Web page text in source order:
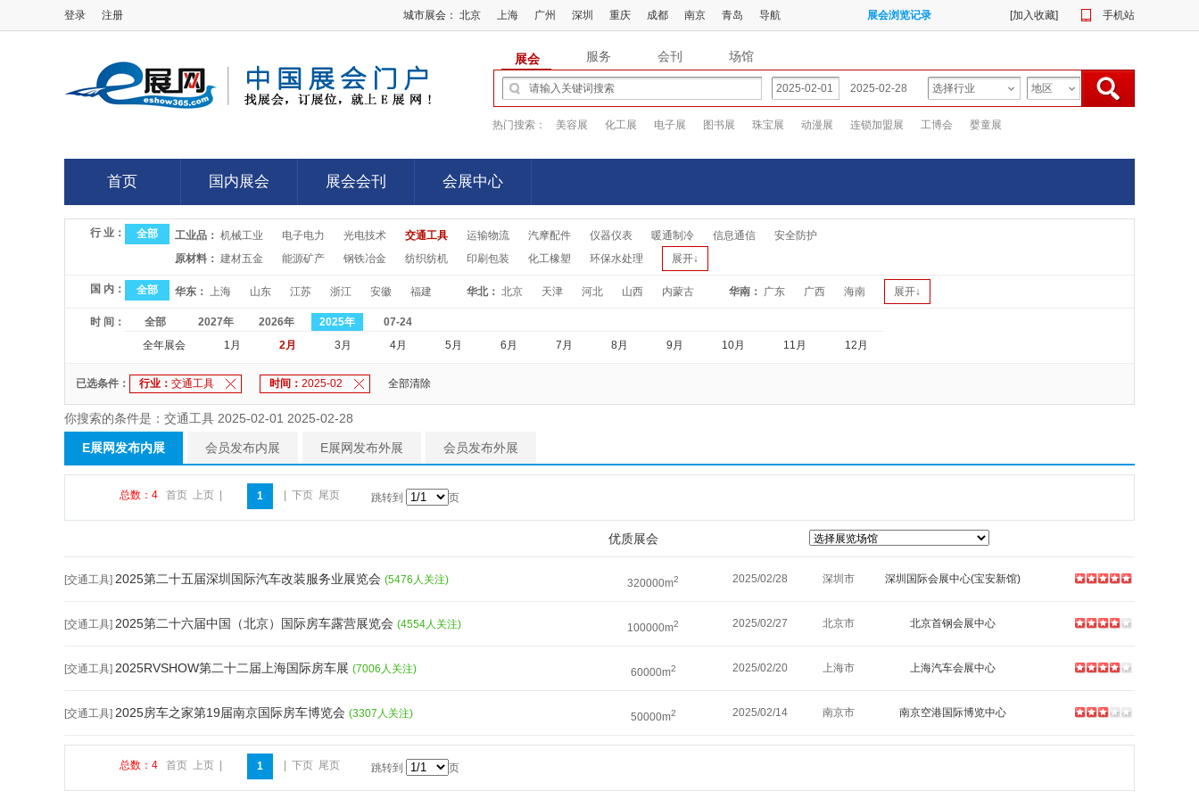
登录 注册 城市展会： 北京 上海 广州 深圳 重庆 成都 南京 青岛 导航 展会浏览记录 [加入收藏] 手机站
展会 服务 会刊 场馆
热门搜索： 美容展 化工展 电子展 图书展 珠宝展 动漫展 连锁加盟展 工博会 婴童展
首页
首页
国内展会
国内展会
展会会刊
展会会刊
会展中心
会展中心
行 业： 全部 工业品： 机械工业 电子电力 光电技术 交通工具 运输物流 汽摩配件 仪器仪表 暖通制冷 信息通信
安全防护
原材料： 建材五金 能源矿产 钢铁冶金 纺织纺机 印刷包装 化工橡塑 环保水处理 展开↓
国 内： 全部 华东： 上海 山东 江苏 浙江 安徽 福建 华北： 北京 天津 河北 山西 内蒙古 华南： 广东 广西 海南 展开↓
时 间： 全部 2027年 2026年 2025年
07-24
全年展会
1月 2月 3月 4月 5月 6月 7月 8月 9月 10月 11月 12月
已选条件： 行业： 交通工具 时间： 2025-02 全部清除
你搜索的条件是：交通工具 2025-02-01 2025-02-28
E展网发布内展 会员发布内展 E展网发布外展 会员发布外展
总数：4 首页 上页 1 下页 尾页 跳转到 页
优质展会
[交通工具] 2025第二十五届深圳国际汽车改装服务业展览会 (5476人关注) 320000m2 2025/02/28 深圳市 深圳国际会展中心(宝安新馆)
[交通工具] 2025第二十六届中国（北京）国际房车露营展览会 (4554人关注) 100000m2 2025/02/27 北京市 北京首钢会展中心
[交通工具] 2025RVSHOW第二十二届上海国际房车展 (7006人关注) 60000m2 2025/02/20 上海市 上海汽车会展中心
[交通工具] 2025房车之家第19届南京国际房车博览会 (3307人关注) 50000m2 2025/02/14 南京市 南京空港国际博览中心
总数：4 首页 上页 1 下页 尾页 跳转到 页